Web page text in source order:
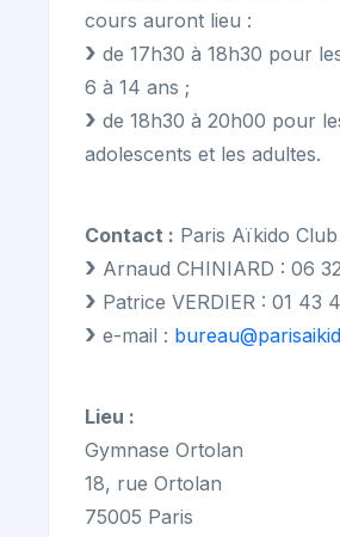
cours auront lieu :
de 17h30 à 18h30 pour
6 à 14 ans ;
de 18h30 à 20h00 pour
adolescents et les adultes.
Contact : Paris Aïkido Club
Arnaud CHINIARD : 06
Patrice VERDIER : 01 43
e-mail :
Lieu :
Gymnase Ortolan
18, rue Ortolan
75005 Paris